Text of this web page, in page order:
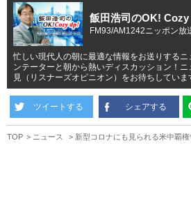
飯田浩司のOK!
FM93/AM1242ニッポン
忙しい現代人の朝に最適な情報をお送りする
ンテーターと朝から熱いディスカッション！
見（リスナーズオピニオン）をお待ちしていま
ツイートする シェアする
TOP ニュース 新型コロナにも見られる米中覇